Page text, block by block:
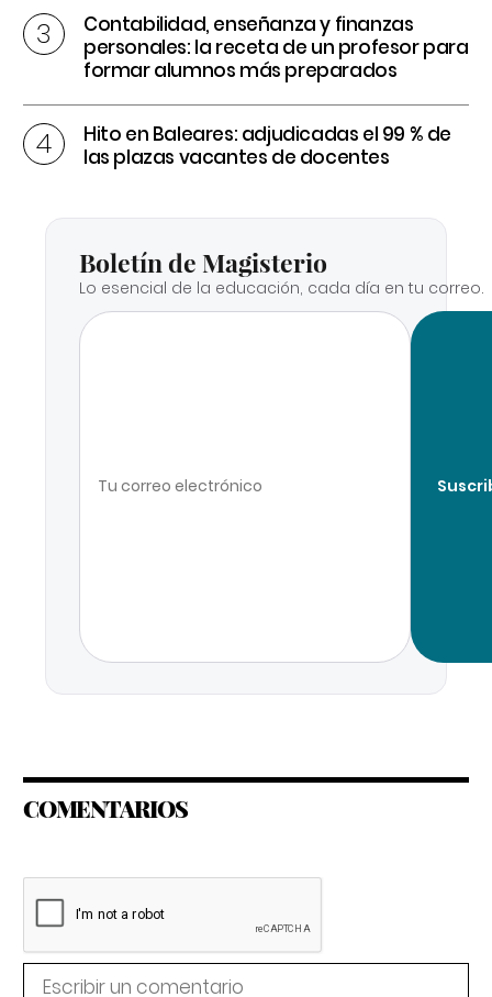
Contabilidad, enseñanza y finanzas
personales: la receta de un profesor para
formar alumnos más preparados
Hito en Baleares: adjudicadas el 99 % de
las plazas vacantes de docentes
Boletín de Magisterio
Lo esencial de la educación, cada día en tu correo.
COMENTARIOS